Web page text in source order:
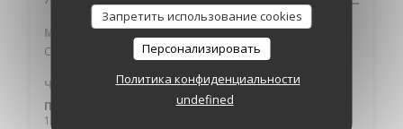
Запретить использование cookies
Персонализировать
Политика конфиденциальности
undefined
Метро
Cadet (ligne 7) / Grands Boulevards (ligne 8 et 9)
Часы работы
П�
12:00 - 14:30